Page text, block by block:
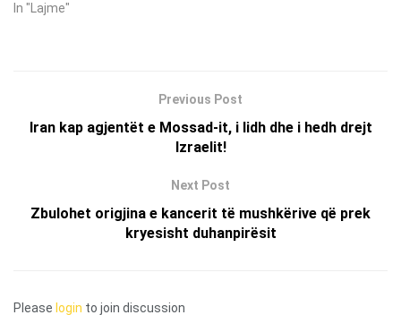
In "Lajme"
Previous Post
Iran kap agjentët e Mossad-it, i lidh dhe i hedh drejt
Izraelit!
Next Post
Zbulohet origjina e kancerit të mushkërive që prek
kryesisht duhanpirësit
Please login to join discussion